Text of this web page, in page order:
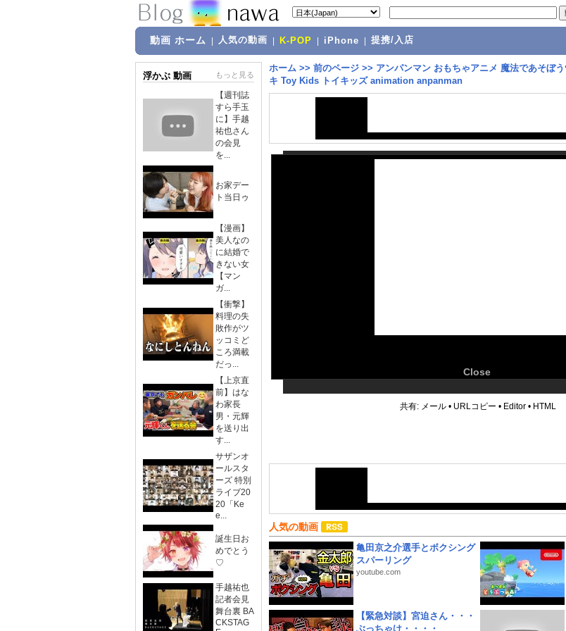
動画 ホーム 人気の動画 K-POP iPhone 提携/入店
浮かぶ 動画 もっと見る
【週刊誌
すら手玉
に】手越
祐也さん
の会見
を...
お家デー
ト当日ゥ
【漫画】
美人なの
に結婚で
きない女
【マン
ガ...
【衝撃】
料理の失
敗作がツ
ッコミど
ころ満載
だっ...
【上京直
前】はな
わ家長
男・元輝
を送り出
す...
サザンオ
ールスタ
ーズ 特別
ライブ20
20「Ke
e...
誕生日お
めでとう
♡
手越祐也
記者会見
舞台裏 BA
CKSTAG
ホーム >> 前のページ >> アンパンマン おもちゃアニメ 魔法であそぼ
キ Toy Kids トイキッズ animation anpanman
Close
共有: メール • URLコピー • Editor • HTML
人気の動画
亀田京之介選手とボクシング
スパーリング
youtube.com
【緊急対談】宮迫さん・・・
ぶっちゃけ・・・・